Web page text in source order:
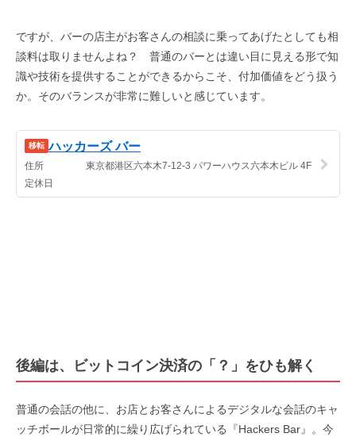
ですが、バーの店主がお客さんの相談に乗ってあげたとしても相
談料は取りませんよね？ 普通のバーとは違い目に見える形で知
識や技術を提供することができるからこそ、付加価値をどう扱う
か。そのバランスが非常に難しいと感じています。
後編は、ビットコイン決済の「？」をひも解く
普通の会話の他に、お店とお客さんによるデジタルな会話のキャ
ッチボールが日常的に繰り広げられている『Hackers Bar』。今